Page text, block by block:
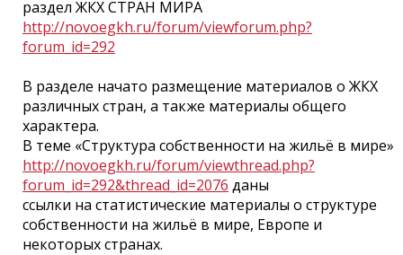
раздел ЖКХ СТРАН МИРА
http://novoegkh.ru/forum/viewforum.php?
forum_id=292
В разделе начато размещение материалов о ЖКХ
различных стран, а также материалы общего
характера.
В теме «Структура собственности на жильё в мире»
http://novoegkh.ru/forum/viewthread.php?
forum_id=292&thread_id=2076 даны
ссылки на статистические материалы о структуре
собственности на жильё в мире, Европе и
некоторых странах.